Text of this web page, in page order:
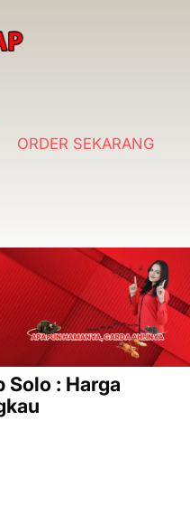
ORDER SEKARANG
Solo : Harga